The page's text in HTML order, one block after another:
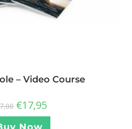
– Video Course
€17,95